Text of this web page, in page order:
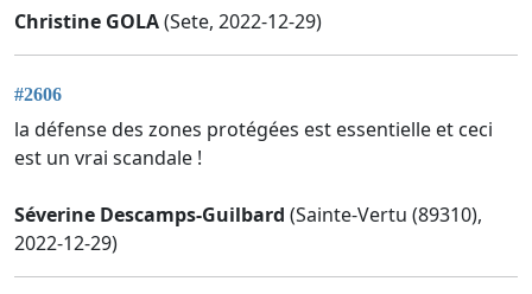
Christine GOLA(Sete, 2022-12-29)
#2606
la défense des zones protégées est essentielle et ceci
est un vrai scandale !
Séverine Descamps-Guilbard (Sainte-Vertu (89310),
2022-12-29)